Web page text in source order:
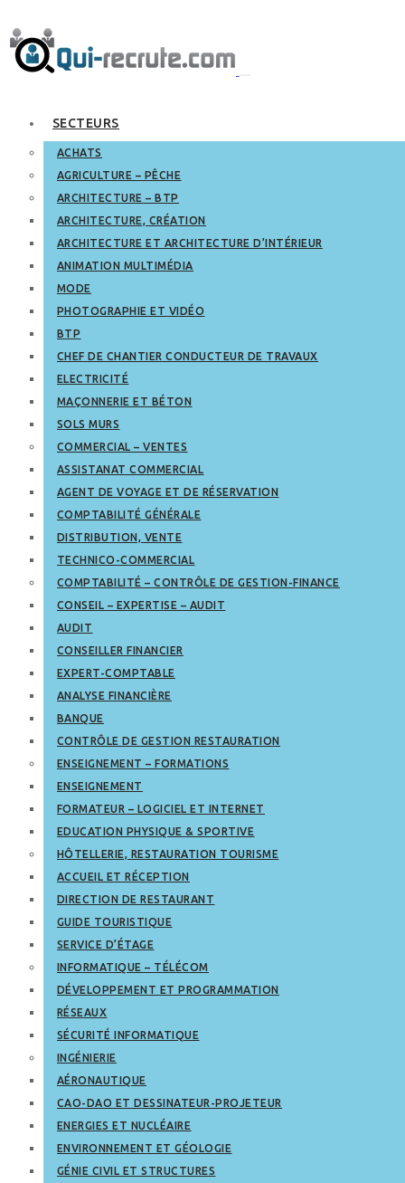
SECTEURS
ACHATS
AGRICULTURE – PÊCHE
ARCHITECTURE – BTP
ARCHITECTURE, CRÉATION
ARCHITECTURE ET ARCHITECTURE D’INTÉRIEUR
ANIMATION MULTIMÉDIA
MODE
PHOTOGRAPHIE ET VIDÉO
BTP
CHEF DE CHANTIER CONDUCTEUR DE TRAVAUX
ELECTRICITÉ
MAÇONNERIE ET BÉTON
SOLS MURS
COMMERCIAL – VENTES
ASSISTANAT COMMERCIAL
AGENT DE VOYAGE ET DE RÉSERVATION
COMPTABILITÉ GÉNÉRALE
DISTRIBUTION, VENTE
TECHNICO-COMMERCIAL
COMPTABILITÉ – CONTRÔLE DE GESTION-FINANCE
CONSEIL – EXPERTISE – AUDIT
AUDIT
CONSEILLER FINANCIER
EXPERT-COMPTABLE
ANALYSE FINANCIÈRE
BANQUE
CONTRÔLE DE GESTION RESTAURATION
ENSEIGNEMENT – FORMATIONS
ENSEIGNEMENT
FORMATEUR – LOGICIEL ET INTERNET
EDUCATION PHYSIQUE & SPORTIVE
HÔTELLERIE, RESTAURATION TOURISME
ACCUEIL ET RÉCEPTION
DIRECTION DE RESTAURANT
GUIDE TOURISTIQUE
SERVICE D’ÉTAGE
INFORMATIQUE – TÉLÉCOM
DÉVELOPPEMENT ET PROGRAMMATION
RÉSEAUX
SÉCURITÉ INFORMATIQUE
INGÉNIERIE
AÉRONAUTIQUE
CAO-DAO ET DESSINATEUR-PROJETEUR
ENERGIES ET NUCLÉAIRE
ENVIRONNEMENT ET GÉOLOGIE
GÉNIE CIVIL ET STRUCTURES